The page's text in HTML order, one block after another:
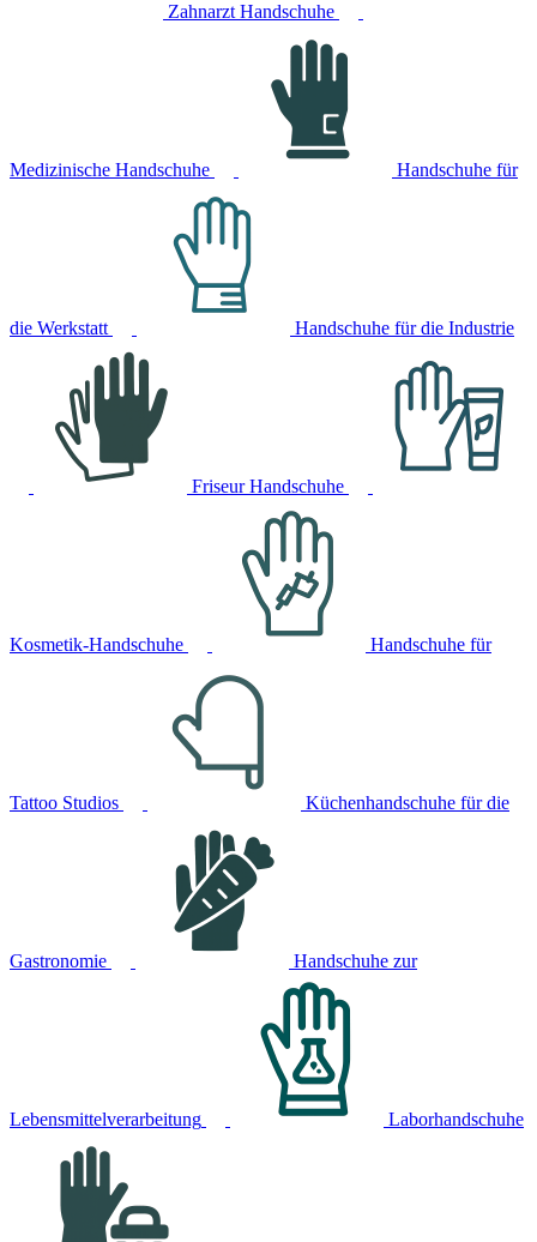
Zahnarzt Handschuhe
Medizinische Handschuhe Handschuhe für
die Werkstatt Handschuhe für die Industrie
Friseur Handschuhe
Kosmetik-Handschuhe Handschuhe für
Tattoo Studios Küchenhandschuhe für die
Gastronomie Handschuhe zur
Lebensmittelverarbeitung Laborhandschuhe